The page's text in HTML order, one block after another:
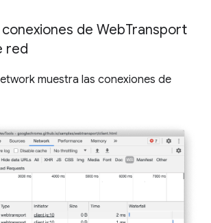
de WebTransport
red
muestra las conexiones de